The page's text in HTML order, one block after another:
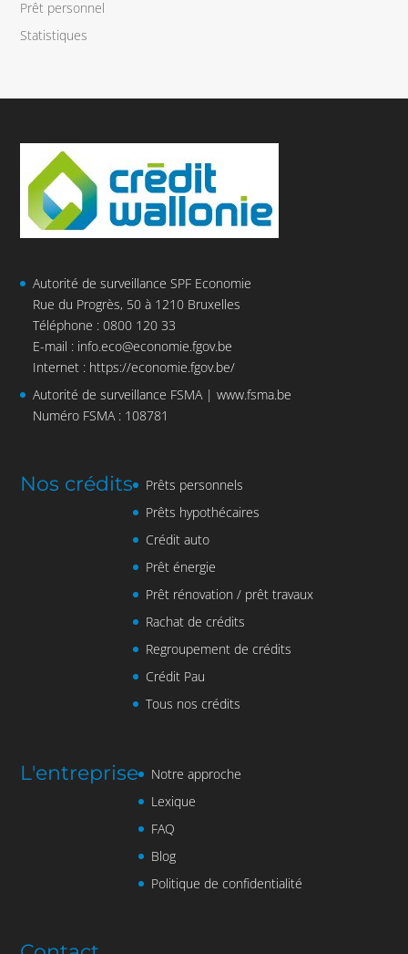
Prêt personnel
Statistiques
Autorité de surveillance SPF Economie
Rue du Progrès, 50 à 1210 Bruxelles
Téléphone : 0800 120 33
E-mail : info.eco@economie.fgov.be
Internet : https://economie.fgov.be/
Autorité de surveillance FSMA |www.fsma.be
Numéro FSMA : 108781
Nos crédits
Prêts personnels
Prêts hypothécaires
Crédit auto
Prêt énergie
Prêt rénovation / prêt travaux
Rachat de crédits
Regroupement de crédits
Crédit Pau
Tous nos crédits
L'entreprise
Notre approche
Lexique
FAQ
Blog
Politique de confidentialité